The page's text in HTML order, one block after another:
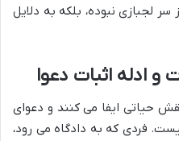
لجبازی نبوده، بلکه به دلایل
حیاتی ایفا می کنند و دعوای
فردی که به دادگاه می رود،